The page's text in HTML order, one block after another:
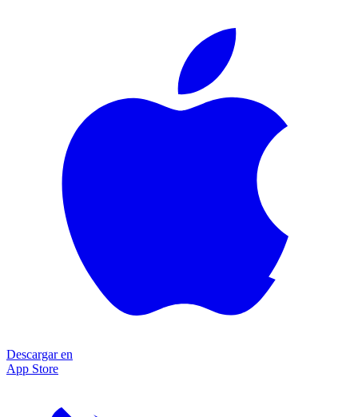
Descargar en
App Store